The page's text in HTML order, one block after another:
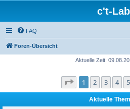
c't-Lab
FAQ
Foren-Übersicht
Aktuelle Zeit:
Seite 1von 10
1 2 3 4 5
Aktuelle